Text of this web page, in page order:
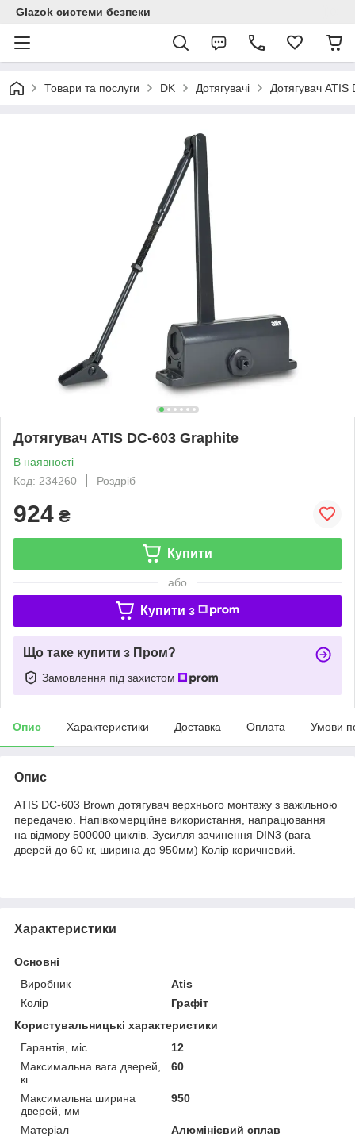
Glazok системи безпеки
Товари та послуги DK Дотягувачі Дотягувач
Дотягувач ATIS DC-603 Graphite
В наявності
Код: 234260
Роздріб
924 ₴
Купити
або
Купити з
Що таке купити з Пром?
Замовлення під захистом
Опис Характеристики Доставка Оплата Умови
Опис
ATIS DC-603 Brown дотягувач верхнього монтажу з важільною
передачею. Напівкомерційне використання, напрацювання
на відмову 500000 циклів. Зусилля зачинення DIN3 (вага
дверей до 60 кг, ширина до 950мм) Колір коричневий.
Характеристики
Основні
Виробник
Atis
Колір
Графіт
Користувальницькі характеристики
Гарантія, міс
12
Максимальна вага дверей,
кг
60
Максимальна ширина
дверей, мм
950
Матеріал
Алюмінієвий сплав